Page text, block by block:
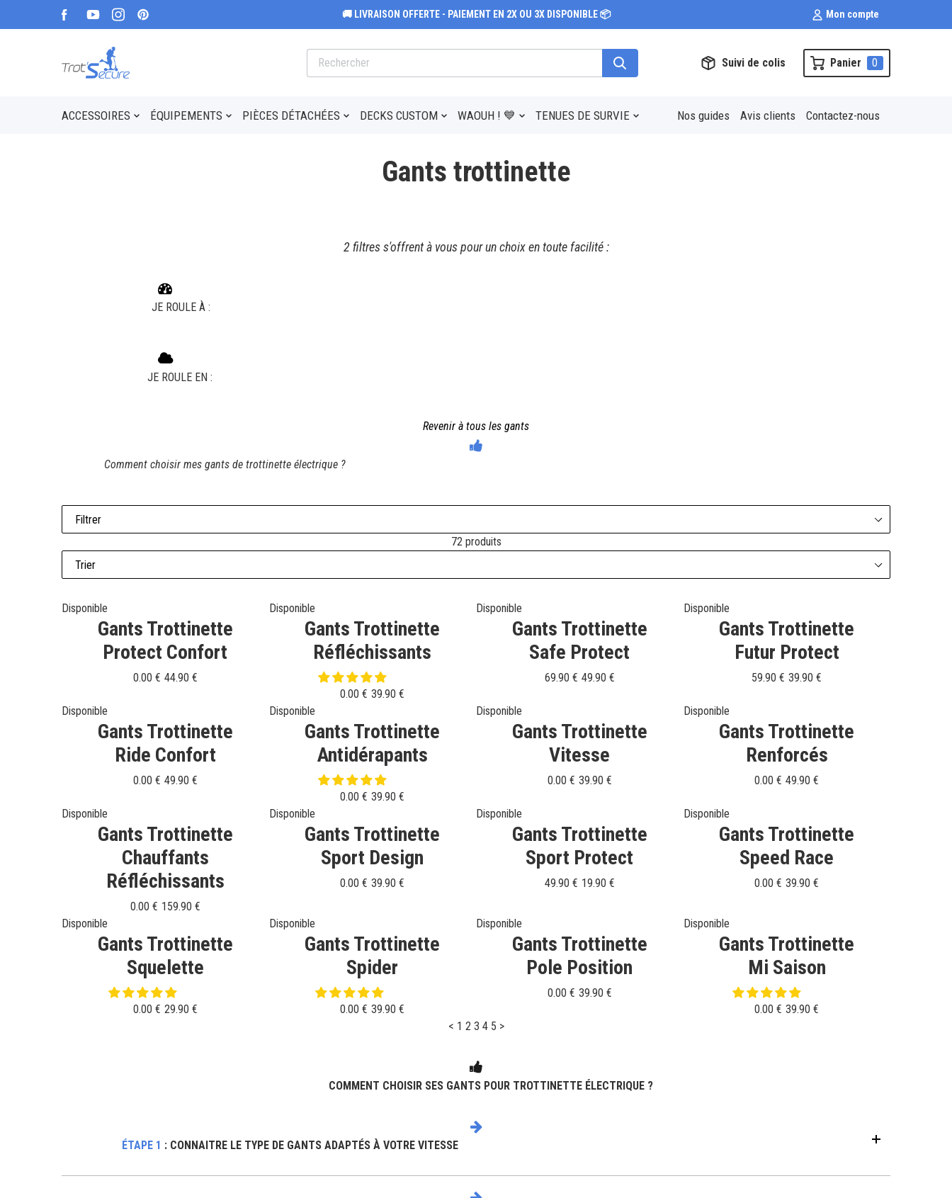
🚚 LIVRAISON OFFERTE - PAIEMENT EN 2X OU 3X DISPONIBLE 📦 Mon compte
Suivi de colis Panier 0
ACCESSOIRES ÉQUIPEMENTS PIÈCES DÉTACHÉES DECKS CUSTOM WAOUH ! 💙 TENUES DE SURVIE Nos guides Avis clients Contactez-nous
Gants trottinette
2 filtres s'offrent à vous pour un choix en toute facilité :
JE ROULE À :
JE ROULE EN :
Revenir à tous les gants
Comment choisir mes gants de trottinette électrique ?
72 produits
Disponible
Gants Trottinette
Protect Confort
0.00 € 44.90 €
Disponible
Gants Trottinette
Réfléchissants
0.00 € 39.90 €
Disponible
Gants Trottinette
Safe Protect
69.90 € 49.90 €
Disponible
Gants Trottinette
Futur Protect
59.90 € 39.90 €
Disponible
Gants Trottinette
Ride Confort
0.00 € 49.90 €
Disponible
Gants Trottinette
Antidérapants
0.00 € 39.90 €
Disponible
Gants Trottinette
Vitesse
0.00 € 39.90 €
Disponible
Gants Trottinette
Renforcés
0.00 € 49.90 €
Disponible
Gants Trottinette
Chauffants
Réfléchissants
0.00 € 159.90 €
Disponible
Gants Trottinette
Sport Design
0.00 € 39.90 €
Disponible
Gants Trottinette
Sport Protect
49.90 € 19.90 €
Disponible
Gants Trottinette
Speed Race
0.00 € 39.90 €
Disponible
Gants Trottinette
Squelette
0.00 € 29.90 €
Disponible
Gants Trottinette
Spider
0.00 € 39.90 €
Disponible
Gants Trottinette
Pole Position
0.00 € 39.90 €
Disponible
Gants Trottinette
Mi Saison
0.00 € 39.90 €
< 1 2 3 4 5 >
COMMENT CHOISIR SES GANTS POUR TROTTINETTE ÉLECTRIQUE ?
ÉTAPE 1 : CONNAITRE LE TYPE DE GANTS ADAPTÉS À VOTRE VITESSE